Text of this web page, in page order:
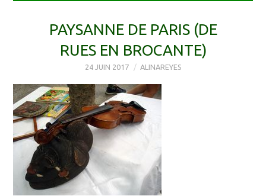
PAYSANNE DE PARIS (DE
RUES EN BROCANTE)
24 JUIN 2017 ALINAREYES